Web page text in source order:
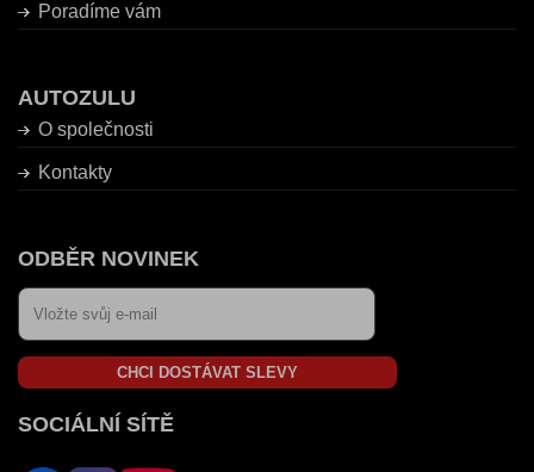
Poradíme vám
AUTOZULU
O společnosti
Kontakty
ODBĚR NOVINEK
CHCI DOSTÁVAT SLEVY
SOCIÁLNÍ SÍTĚ